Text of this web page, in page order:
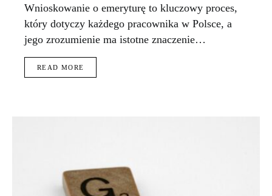
Wnioskowanie o emeryturę to kluczowy proces,
który dotyczy każdego pracownika w Polsce, a
jego zrozumienie ma istotne znaczenie…
READ MORE